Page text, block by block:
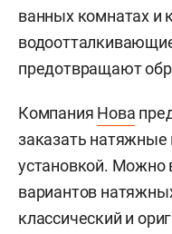
ванных комнатах и
предотвращают
Компания Нова
заказать натяжные
установкой. Можно
вариантов
классический и